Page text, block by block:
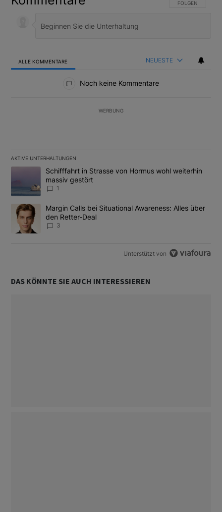
FOLGE DIESER
FOLGEN
ALLE KOMMENTARE NEUESTE
Noch keine Kommentare
WERBUNG
AKTIVE UNTERHALTUNGEN
Das Folgende ist eine Liste der am meisten kommentierten
Ein Trendartikel mit dem Titel "Schifffahrt in Strasse von
Schifffahrt in Strasse von Hormus wohl weiterhin
massiv gestört
1
Ein Trendartikel mit dem Titel "Margin Calls bei Situational
Margin Calls bei Situational Awareness: Alles über
den Retter-Deal
3
Unterstützt von
DAS KÖNNTE SIE AUCH INTERESSIEREN